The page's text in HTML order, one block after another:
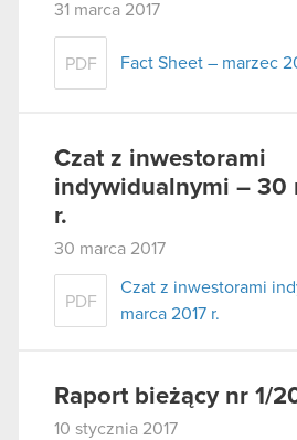
31 marca 2017
PDF Fact Sheet – marzec
Czat z inwestorami
indywidualnymi – 30
r.
30 marca 2017
PDF
Czat z inwestorami
marca 2017 r.
Raport bieżący nr 1/
10 stycznia 2017